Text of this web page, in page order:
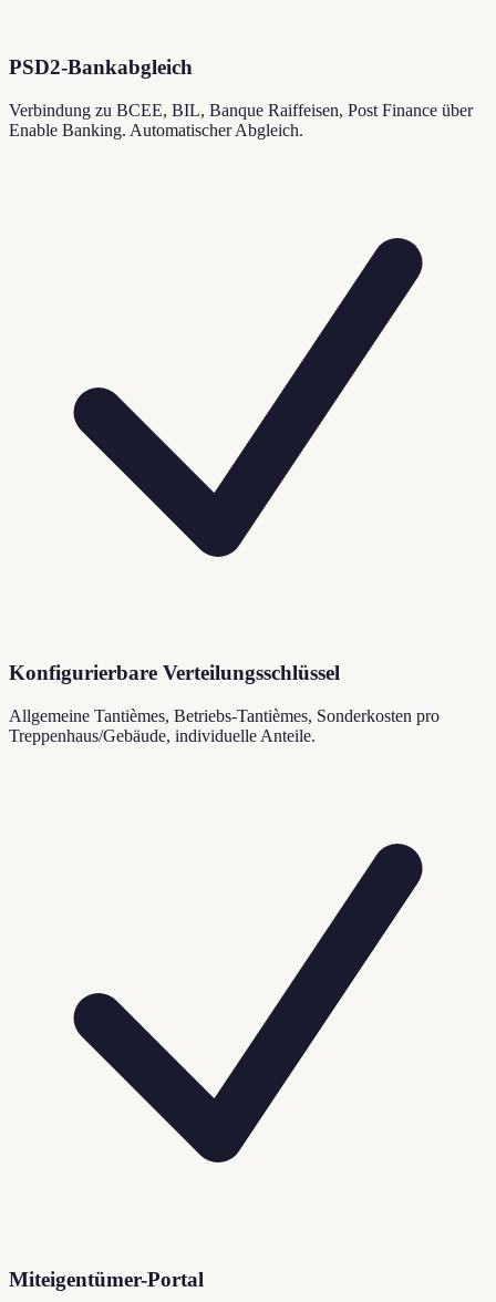
PSD2-Bankabgleich
Verbindung zu BCEE, BIL, Banque Raiffeisen, Post Finance über
Enable Banking. Automatischer Abgleich.
Konfigurierbare Verteilungsschlüssel
Allgemeine Tantièmes, Betriebs-Tantièmes, Sonderkosten pro
Treppenhaus/Gebäude, individuelle Anteile.
Miteigentümer-Portal